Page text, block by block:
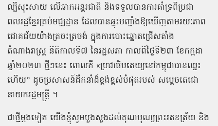
ល្បីសុះសាយ លើឆាកអន្តរជាតិ និងទទួលបានការគាំទ្រពីប្រជា
ពលរដ្ឋខ្មែរគ្រប់មជ្ឈដ្ឋាន ដែលបានឆ្លុះបញ្ចាំងឱ្យឃើញតាមរយៈភាព
ជោគជ័យយ៉ាងត្រចះត្រចង់ ក្នុងការបោះឆ្នោតជ្រើសតាំង
តំណាងរាស្ត្រ នីតិកាលទី៧ នៃរដ្ឋសភា កាលពីថ្ងៃទី២៣ ខែកក្កដា
ឆ្នាំ២០២៣ ថ្មីៗនេះ ពោលគឺ «ប្រជាធិបតេយ្យនៅកម្ពុជាបានឈ្នះ
ហើយ” ដូចប្រសាសន៍ដឹកនាំដ៏ខ្ពង់ខ្ពស់បំផុតរបស់ សម្តេចតេជោ
នាយករដ្ឋមន្ត្រី ។
ជាថ្មីម្ដងទៀត យើងខ្ញុំសូមបួងសួងដល់គុណបុណ្យព្រះរតនត្រ័យ និង